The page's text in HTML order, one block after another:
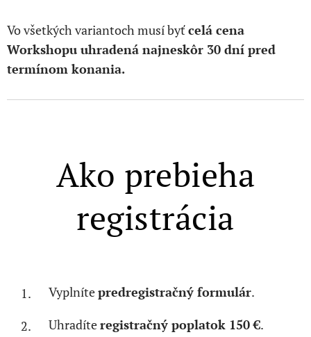
Vo všetkých variantoch musí byťcelá cena
Workshopu uhradená najneskôr 30 dní pred
termínom konania.
Ako prebieha
registrácia
Vyplnítepredregistračný formulár.
Uhradíteregistračný poplatok 150 €.